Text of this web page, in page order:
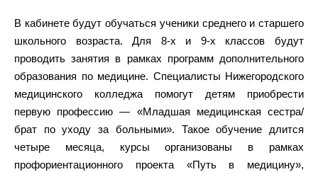
В кабинете будут обучаться ученики среднего и старшего
школьного возраста. Для 8-х и 9-х классов будут
проводить занятия в рамках программ дополнительного
образования по медицине. Специалисты Нижегородского
медицинского колледжа помогут детям приобрести
первую профессию — «Младшая медицинская сестра/
брат по уходу за больными». Такое обучение длится
четыре месяца, курсы организованы в рамках
профориентационного проекта «Путь в медицину»,